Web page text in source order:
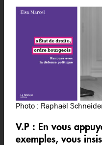
Photo : Raphaël
V.P : En vous
exemples, vous